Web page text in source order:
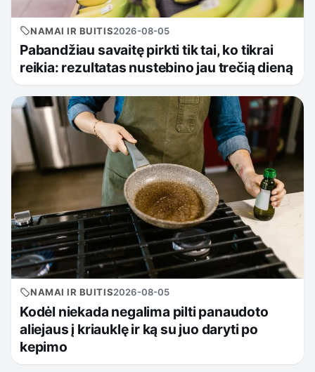
NAMAI IR BUITIS2026-08-05
Pabandžiau savaitę pirkti tik tai, ko tikrai
reikia: rezultatas nustebino jau trečią dieną
NAMAI IR BUITIS2026-08-05
Kodėl niekada negalima pilti panaudoto
aliejaus į kriauklę ir ką su juo daryti po
kepimo